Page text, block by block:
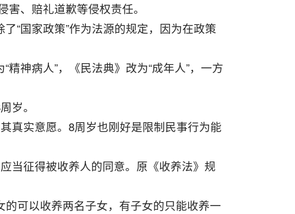
、赔礼道歉等侵权责任。
“国家政策”作为法源的规定，因为在政策
神病人”，《民法典》改为“成年人”，一方
岁。
真实意愿。8周岁也刚好是限制民事行为能
当征得被收养人的同意。原《收养法》规
可以收养两名子女，有子女的只能收养一